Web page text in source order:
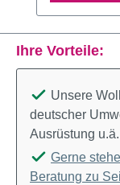
Ihre Vorteile:
Unsere
deutscher
Ausrüstung u.ä.
Gerne
Beratung zu